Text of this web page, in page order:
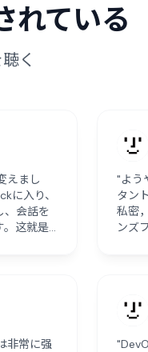
れている
く
えまし
に入り、
、会話を
。这就是
"よう
タン
私密
ンズ
非常に强